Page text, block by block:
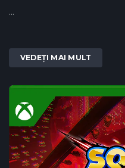
...
VEDEȚI MAI MULT